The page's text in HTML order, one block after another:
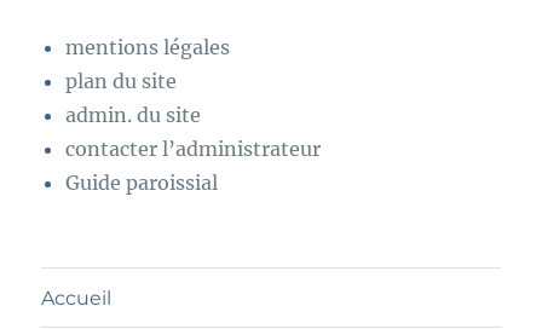
mentions légales
plan du site
admin. du site
contacter l’administrateur
Guide paroissial
Accueil